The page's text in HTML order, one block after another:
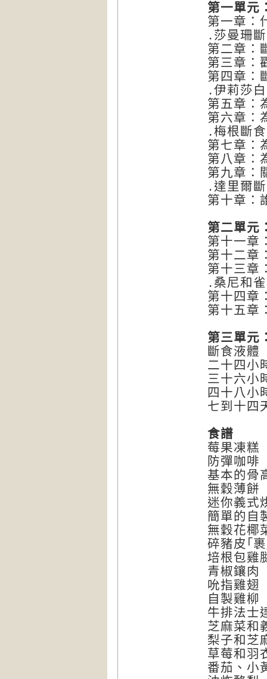
第一單元
第一章：
․莎曼珊
第二章：
第三章：
第四章：
․伊莉莎
第五章：
第六章：
․梅根斷
第七章：
第八章：
第九章：
․達里爾
第十章：
第二單元
第十一章
第十二章
第十三章
․桑尼和
第十四章
第十五章
第三單元
斷食液體
二十四小
三十六小
四十八小
七到十四
食譜
莓果凍糕
防彈咖啡
基本的骨
無穀薄餅
迷你義式
簡單的自
無穀花椰
碎豬皮｢
培根包雞
青椒鑲肉
吮指雞翅
自製雞柳
牛排法士
芝麻菜和
梨子和芝
草莓和羽
番茄、小